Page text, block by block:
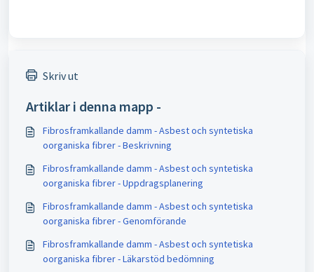
Skriv ut
Artiklar i denna mapp -
Fibrosframkallande damm - Asbest och syntetiska
oorganiska fibrer - Beskrivning
Fibrosframkallande damm - Asbest och syntetiska
oorganiska fibrer - Uppdragsplanering
Fibrosframkallande damm - Asbest och syntetiska
oorganiska fibrer - Genomförande
Fibrosframkallande damm - Asbest och syntetiska
oorganiska fibrer - Läkarstöd bedömning